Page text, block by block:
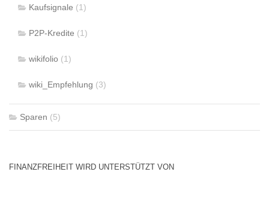
Kaufsignale (1)
P2P-Kredite (1)
wikifolio (1)
wiki_Empfehlung (3)
Sparen (5)
FINANZFREIHEIT WIRD UNTERSTÜTZT VON